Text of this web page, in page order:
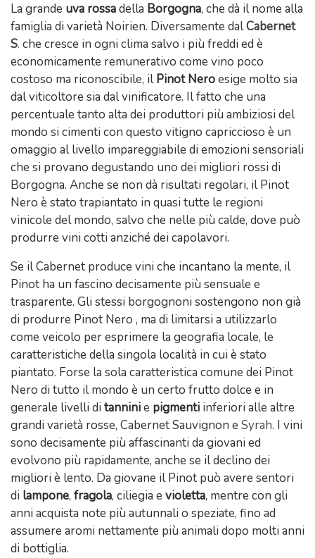
La grande uva rossadella Borgogna, che dà il nome alla
famiglia di varietà Noirien. Diversamente dalCabernet
S. che cresce in ogni clima salvo i più freddi ed è
economicamente remunerativo come vino poco
costoso ma riconoscibile, ilPinot Neroesige molto sia
dal viticoltore sia dal vinificatore. Il fatto che una
percentuale tanto alta dei produttori più ambiziosi del
mondo si cimenti con questo vitigno capriccioso è un
omaggio al livello impareggiabile di emozioni sensoriali
che si provano degustando uno dei migliori rossi di
Borgogna. Anche se non dà risultati regolari, il Pinot
Nero è stato trapiantato in quasi tutte le regioni
vinicole del mondo, salvo che nelle più calde, dove può
produrre vini cotti anziché dei capolavori.
Se il Cabernet produce vini che incantano la mente, il
Pinot ha un fascino decisamente più sensuale e
trasparente. Gli stessi borgognoni sostengono non già
di produrre Pinot Nero , ma di limitarsi a utilizzarlo
come veicolo per esprimere la geografia locale, le
caratteristiche della singola località in cui è stato
piantato. Forse la sola caratteristica comune dei Pinot
Nero di tutto il mondo è un certo frutto dolce e in
generale livelli di tanninie pigmenti inferiori alle altre
grandi varietà rosse, Cabernet Sauvignon e Syrah. I vini
sono decisamente più affascinanti da giovani ed
evolvono più rapidamente, anche se il declino dei
migliori è lento. Da giovane il Pinot può avere sentori
di lampone, fragola, ciliegia e violetta, mentre con gli
anni acquista note più autunnali o speziate, fino ad
assumere aromi nettamente più animali dopo molti anni
di bottiglia.